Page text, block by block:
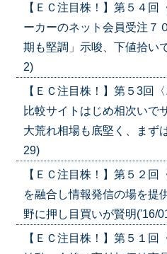
【ＥＣ注目株！】第５４回
ーカーのネット会員受注７
期も堅調」示唆、下値拾い
2)
【ＥＣ注目株！】第５3回
比較サイトはじめ相次いで
大荒れ相場も底堅く、まず
29)
【ＥＣ注目株！】第５２回
を融合し情報発信の場を提
野に押し目買いが賢明('16/
【ＥＣ注目株！】第５１回